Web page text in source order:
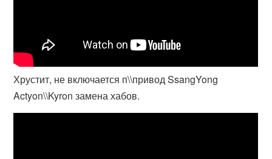
Хрустит, не включается п\\привод SsangYong
Actyon\\Kyron замена хабов.